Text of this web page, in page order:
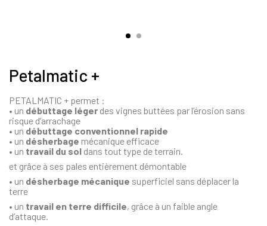
Petalmatic +
PETALMATIC + permet :
• un débuttage léger des vignes buttées par l’érosion sans
risque d’arrachage
• un débuttage conventionnel rapide
• un désherbage mécanique efficace
• un travail du sol dans tout type de terrain.
et grâce à ses pales entièrement démontable
• un désherbage mécanique superficiel sans déplacer la
terre
• un travail en terre difficile, grâce à un faible angle
d’attaque.